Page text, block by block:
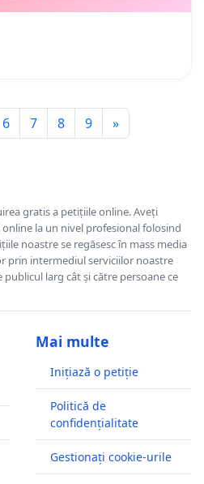
6 7 8 9 »
gratis a petițiile online. Aveți
la un nivel profesional folosind
noastre se regăsesc în mass media
prin intermediul serviciilor noastre
larg cât și către persoane ce
Mai multe
Inițiază o petiție
Politică de
confidențialitate
Gestionați cookie-urile